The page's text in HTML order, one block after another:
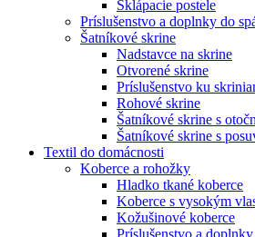
Sklápacie postele
Príslušenstvo a doplnky do
Šatníkové skrine
Nadstavce na skrine
Otvorené skrine
Príslušenstvo ku
Rohové skrine
Šatníkové skrine s
Šatníkové skrine s
Textil do domácnosti
Koberce a rohožky
Hladko tkané koberce
Koberce s vysokým
Kožušinové koberce
Príslušenstvo a